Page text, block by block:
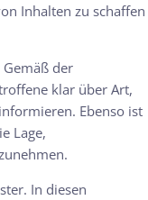
Inhalten zu schaffen
der
klar über Art,
Ebenso ist
Lage,
In diesen